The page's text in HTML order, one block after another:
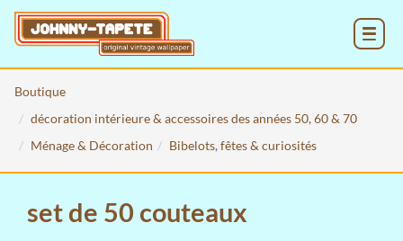
Boutique
décoration intérieure & accessoires des années 50, 60 & 70
Ménage & Décoration
Bibelots, fêtes & curiosités
set de 50 couteaux